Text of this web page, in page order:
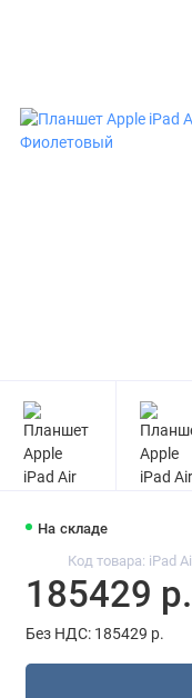
На складе
Код товара: iPad
185429 р.
Без НДС: 185429 р.